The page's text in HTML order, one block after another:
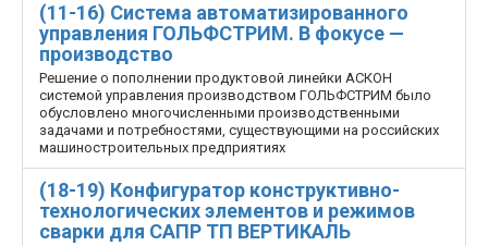
(11-16) Система автоматизированного
управления ГОЛЬФСТРИМ. В фокусе —
производство
Решение о пополнении продуктовой линейки АСКОН
системой управления производством ГОЛЬФСТРИМ было
обусловлено многочисленными производственными
задачами и потребностями, существующими на российских
машиностроительных предприятиях
(18-19) Конфигуратор конструктивно-
технологических элементов и режимов
сварки для САПР ТП ВЕРТИКАЛЬ